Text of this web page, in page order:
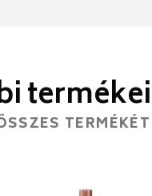
termékei
TERMÉKÉT